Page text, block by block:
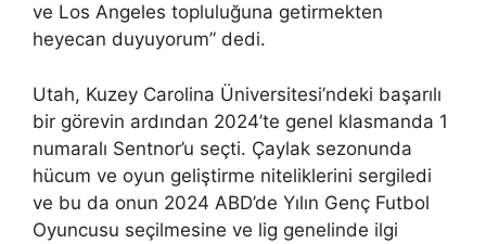
ve Los Angeles topluluğuna getirmekten
heyecan duyuyorum” dedi.
Utah, Kuzey Carolina Üniversitesi’ndeki başarılı
bir görevin ardından 2024’te genel klasmanda 1
numaralı Sentnor’u seçti. Çaylak sezonunda
hücum ve oyun geliştirme niteliklerini sergiledi
ve bu da onun 2024 ABD’de Yılın Genç Futbol
Oyuncusu seçilmesine ve lig genelinde ilgi